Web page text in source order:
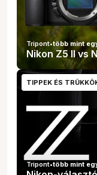
Nikon Z5 II vs
Tripont•több mint
TIPPEK ÉS
Tripont•több mint